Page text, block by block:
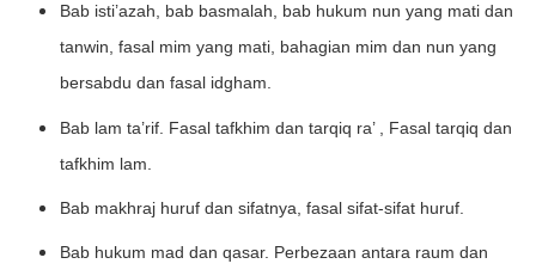
Bab isti’azah, bab basmalah, bab hukum nun yang mati dan
tanwin, fasal mim yang mati, bahagian mim dan nun yang
bersabdu dan fasal idgham.
Bab lam ta’rif. Fasal tafkhim dan tarqiq ra’ , Fasal tarqiq dan
tafkhim lam.
Bab makhraj huruf dan sifatnya, fasal sifat-sifat huruf.
Bab hukum mad dan qasar. Perbezaan antara raum dan